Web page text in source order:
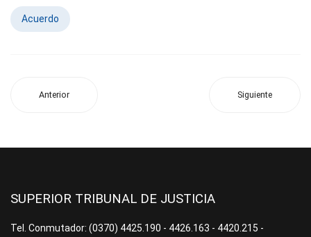
Acuerdo
Anterior Siguiente
SUPERIOR TRIBUNAL DE JUSTICIA
Tel. Conmutador: (0370) 4425.190 - 4426.163 - 4420.215 -